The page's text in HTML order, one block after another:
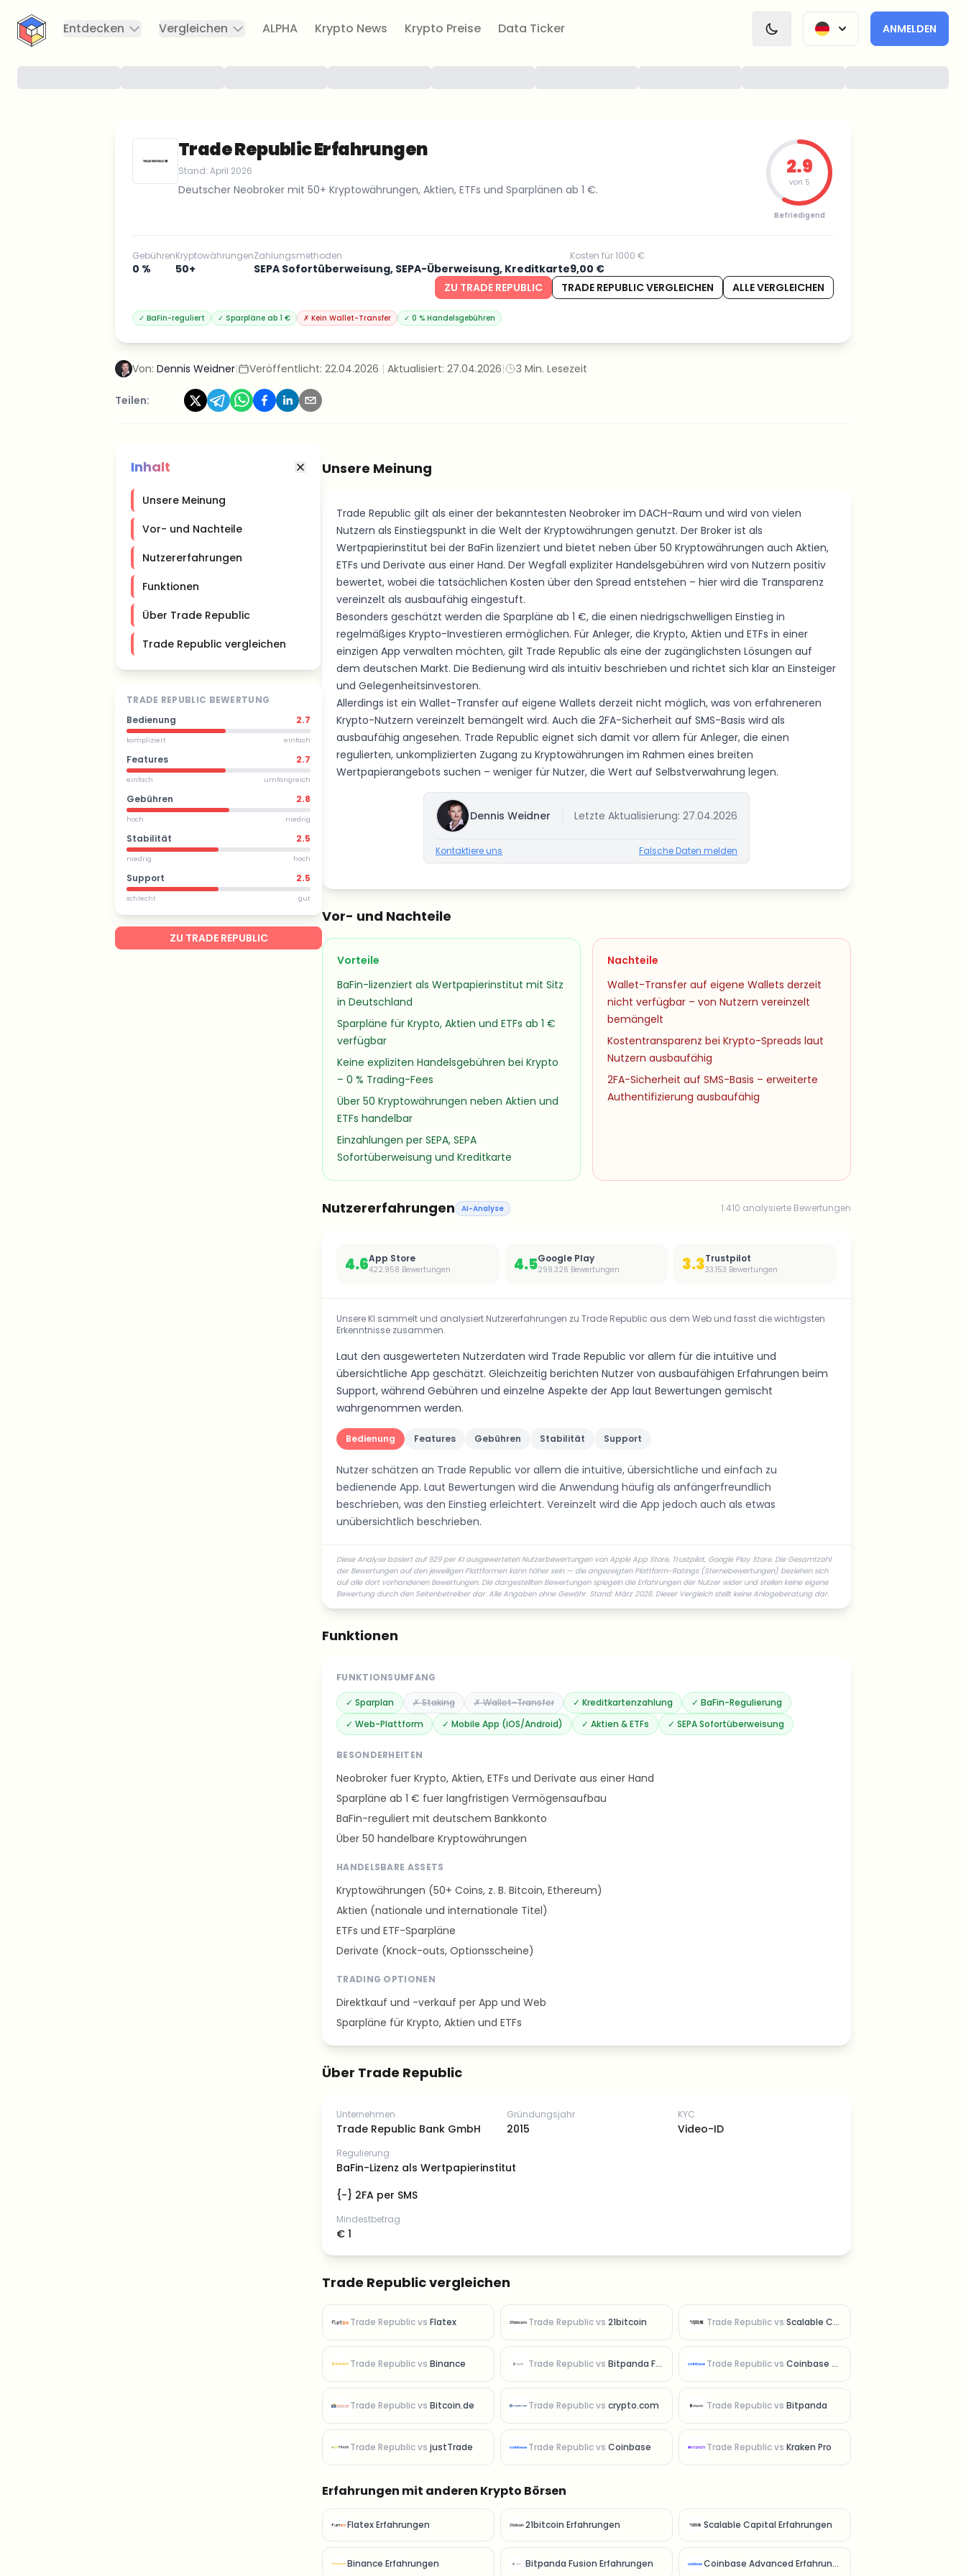
CryptoTicker
Entdecken
Vergleichen ALPHA Krypto News Krypto Preise Data Ticker ANMELDEN
Trade Republic Erfahrungen
Stand: April 2026
Deutscher Neobroker mit 50+ Kryptowährungen, Aktien, ETFs und Sparplänen ab 1 €.
2.9
von 5
Befriedigend
Gebühren
0 %
Kryptowährungen
50+
Zahlungsmethoden
SEPA Sofortüberweisung, SEPA-Überweisung, Kreditkarte
Kosten für 1000 €
9,00 €
ZU TRADE REPUBLIC
TRADE REPUBLIC VERGLEICHEN ALLE VERGLEICHEN
✓ BaFin-reguliert ✓ Sparpläne ab 1 € ✗ Kein Wallet-Transfer ✓ 0 % Handelsgebühren
Von: Dennis Weidner| Veröffentlicht: 22.04.2026 | Aktualisiert: 27.04.2026| 3 Min. Lesezeit
Teilen:
Inhalt
Unsere Meinung
Vor- und Nachteile
Nutzererfahrungen
Funktionen
Über Trade Republic
Trade Republic vergleichen
TRADE REPUBLIC BEWERTUNG
Bedienung
2.7
kompliziert einfach
Features 2.7
einfach umfangreich
Gebühren 2.8
hoch niedrig
Stabilität 2.5
niedrig hoch
Support 2.5
schlecht gut
ZU TRADE REPUBLIC
Unsere Meinung
Trade Republic gilt als einer der bekanntesten Neobroker im DACH-Raum und wird von vielen
Nutzern als Einstiegspunkt in die Welt der Kryptowährungen genutzt. Der Broker ist als
Wertpapierinstitut bei der BaFin lizenziert und bietet neben über 50 Kryptowährungen auch Aktien,
ETFs und Derivate aus einer Hand. Der Wegfall expliziter Handelsgebühren wird von Nutzern positiv
bewertet, wobei die tatsächlichen Kosten über den Spread entstehen – hier wird die Transparenz
vereinzelt als ausbaufähig eingestuft.
Besonders geschätzt werden die Sparpläne ab 1 €, die einen niedrigschwelligen Einstieg in
regelmäßiges Krypto-Investieren ermöglichen. Für Anleger, die Krypto, Aktien und ETFs in einer
einzigen App verwalten möchten, gilt Trade Republic als eine der zugänglichsten Lösungen auf
dem deutschen Markt. Die Bedienung wird als intuitiv beschrieben und richtet sich klar an Einsteiger
und Gelegenheitsinvestoren.
Allerdings ist ein Wallet-Transfer auf eigene Wallets derzeit nicht möglich, was von erfahreneren
Krypto-Nutzern vereinzelt bemängelt wird. Auch die 2FA-Sicherheit auf SMS-Basis wird als
ausbaufähig angesehen. Trade Republic eignet sich damit vor allem für Anleger, die einen
regulierten, unkomplizierten Zugang zu Kryptowährungen im Rahmen eines breiten
Wertpapierangebots suchen – weniger für Nutzer, die Wert auf Selbstverwahrung legen.
Dennis Weidner Letzte Aktualisierung: 27.04.2026
Kontaktiere uns Falsche Daten melden
Vor- und Nachteile
Vorteile
BaFin-lizenziert als Wertpapierinstitut mit Sitz
in Deutschland
Sparpläne für Krypto, Aktien und ETFs ab 1 €
verfügbar
Keine expliziten Handelsgebühren bei Krypto
– 0 % Trading-Fees
Über 50 Kryptowährungen neben Aktien und
ETFs handelbar
Einzahlungen per SEPA, SEPA
Sofortüberweisung und Kreditkarte
Nachteile
Wallet-Transfer auf eigene Wallets derzeit
nicht verfügbar – von Nutzern vereinzelt
bemängelt
Kostentransparenz bei Krypto-Spreads laut
Nutzern ausbaufähig
2FA-Sicherheit auf SMS-Basis – erweiterte
Authentifizierung ausbaufähig
Nutzererfahrungen AI-Analyse 1.410 analysierte Bewertungen
4.6App Store
422.958 Bewertungen 4.5Google Play
299.326 Bewertungen 3.3Trustpilot
33.153 Bewertungen
Unsere KI sammelt und analysiert Nutzererfahrungen zu Trade Republic aus dem Web und fasst die wichtigsten
Erkenntnisse zusammen.
Laut den ausgewerteten Nutzerdaten wird Trade Republic vor allem für die intuitive und
übersichtliche App geschätzt. Gleichzeitig berichten Nutzer von ausbaufähigen Erfahrungen beim
Support, während Gebühren und einzelne Aspekte der App laut Bewertungen gemischt
wahrgenommen werden.
Bedienung Features Gebühren Stabilität Support
Nutzer schätzen an Trade Republic vor allem die intuitive, übersichtliche und einfach zu
bedienende App. Laut Bewertungen wird die Anwendung häufig als anfängerfreundlich
beschrieben, was den Einstieg erleichtert. Vereinzelt wird die App jedoch auch als etwas
unübersichtlich beschrieben.
Diese Analyse basiert auf 929 per KI ausgewerteten Nutzerbewertungen von Apple App Store, Trustpilot, Google Play Store. Die Gesamtzahl
der Bewertungen auf den jeweiligen Plattformen kann höher sein — die angezeigten Plattform-Ratings (Sternebewertungen) beziehen sich
auf alle dort vorhandenen Bewertungen. Die dargestellten Bewertungen spiegeln die Erfahrungen der Nutzer wider und stellen keine eigene
Bewertung durch den Seitenbetreiber dar. Alle Angaben ohne Gewähr. Stand: März 2026. Dieser Vergleich stellt keine Anlageberatung dar.
Funktionen
FUNKTIONSUMFANG
✓ Sparplan ✗Staking ✗Wallet-Transfer ✓ Kreditkartenzahlung ✓ BaFin-Regulierung
✓ Web-Plattform ✓ Mobile App (iOS/Android) ✓ Aktien & ETFs ✓ SEPA Sofortüberweisung
BESONDERHEITEN
Neobroker fuer Krypto, Aktien, ETFs und Derivate aus einer Hand
Sparpläne ab 1 € fuer langfristigen Vermögensaufbau
BaFin-reguliert mit deutschem Bankkonto
Über 50 handelbare Kryptowährungen
HANDELSBARE ASSETS
Kryptowährungen (50+ Coins, z. B. Bitcoin, Ethereum)
Aktien (nationale und internationale Titel)
ETFs und ETF-Sparpläne
Derivate (Knock-outs, Optionsscheine)
TRADING OPTIONEN
Direktkauf und -verkauf per App und Web
Sparpläne für Krypto, Aktien und ETFs
Über Trade Republic
Unternehmen
Trade Republic Bank GmbH
Gründungsjahr
2015
KYC
Video-ID
Regulierung
BaFin-Lizenz als Wertpapierinstitut
{-} 2FA per SMS
Mindestbetrag
€ 1
Trade Republic vergleichen
Trade Republicvs Flatex Trade Republicvs 21bitcoin Trade Republicvs Scalable Capital
Trade Republicvs Binance Trade Republicvs Bitpanda Fusion Trade Republicvs Coinbase Advanced
Trade Republicvs Bitcoin.de Trade Republicvs crypto.com Trade Republicvs Bitpanda
Trade Republicvs justTrade Trade Republicvs Coinbase Trade Republicvs Kraken Pro
Erfahrungen mit anderen Krypto Börsen
Flatex Erfahrungen 21bitcoin Erfahrungen Scalable Capital Erfahrungen
Binance Erfahrungen Bitpanda Fusion Erfahrungen Coinbase Advanced Erfahrungen